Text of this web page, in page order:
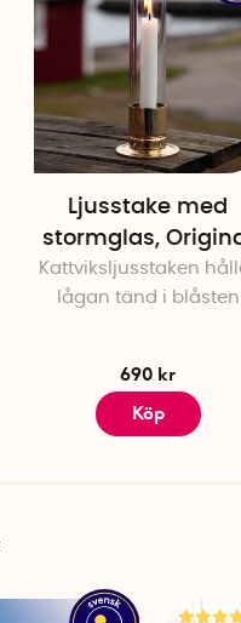
Ljusstake med
stormglas,
Kattviksljusstaken
lågan tänd i blåsten
690 kr
Köp